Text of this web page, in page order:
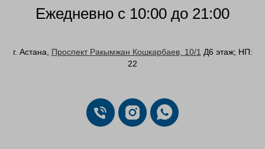
Ежедневно с 10:00 до 21:00
г. Астана, ​​ Проспект Ракымжан Кошкарбаев, 10/1 ​ Д6 этаж; НП:
22